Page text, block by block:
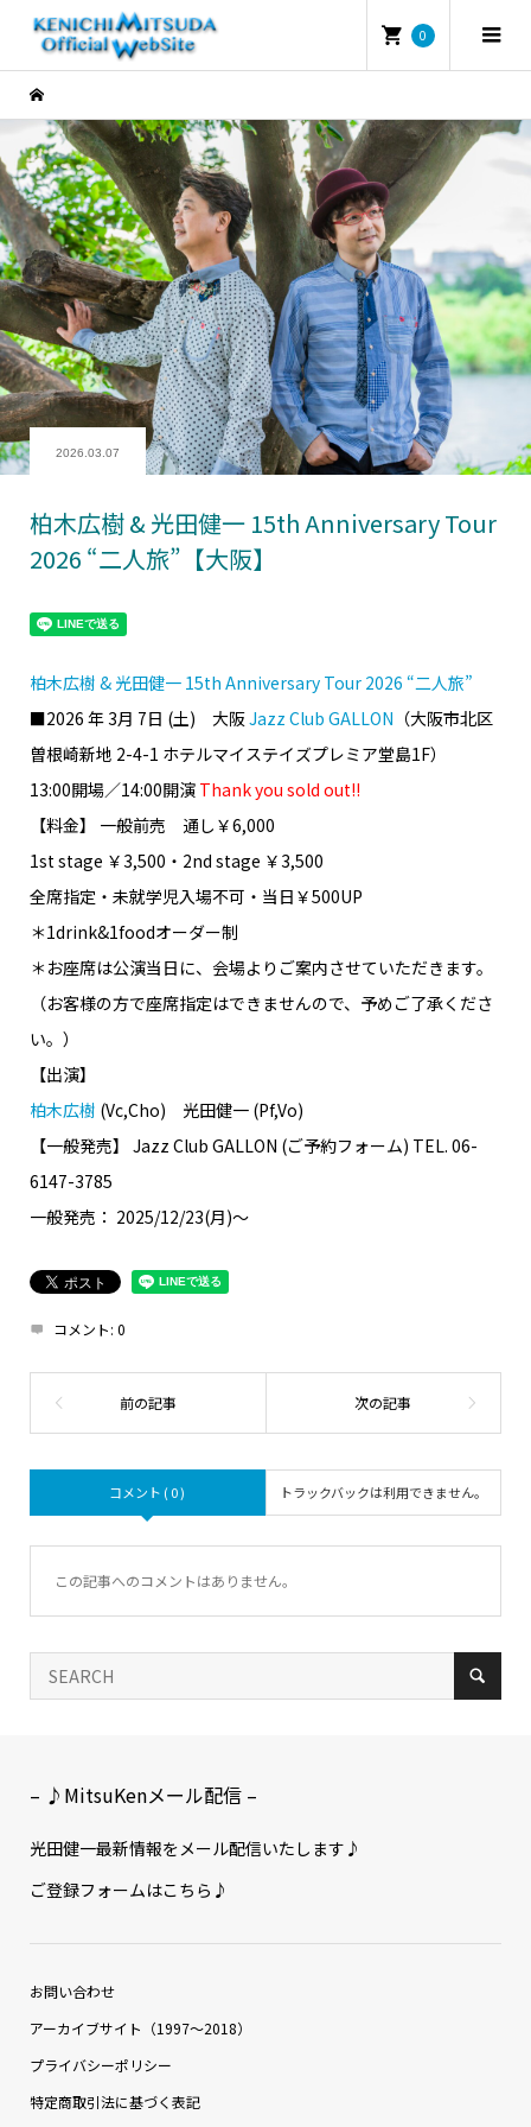
0
2026.03.07
柏木広樹 & 光田健一 15th Anniversary Tour
2026 “二人旅”【大阪】
柏木広樹 & 光田健一 15th Anniversary Tour 2026 “二人旅”
■2026 年 3月 7日 (土) 大阪Jazz Club GALLON （大阪市北区
曽根崎新地 2-4-1 ホテルマイステイズプレミア堂島1F）
13:00開場／14:00開演 Thank you sold out!!
【料金】 一般前売 通し￥6,000
1st stage ￥3,500・2nd stage ￥3,500
全席指定・未就学児入場不可・当日￥500UP
＊1drink&1foodオーダー制
＊お座席は公演当日に、会場よりご案内させていただきます。
（お客様の方で座席指定はできませんので、予めご了承くださ
い。）
【出演】
柏木広樹 (Vc,Cho) 光田健一 (Pf,Vo)
【一般発売】 Jazz Club GALLON (ご予約フォーム) TEL. 06-
6147-3785
一般発売： 2025/12/23(月)〜
コメント: 0
コメント ( 0 ) トラックバックは利用できません。
この記事へのコメントはありません。
– ♪MitsuKenメール配信 –
光田健一最新情報をメール配信いたします♪
ご登録フォームはこちら♪
お問い合わせ
アーカイブサイト（1997〜2018）
プライバシーポリシー
特定商取引法に基づく表記